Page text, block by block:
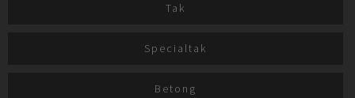
Tak
Specialtak
Betong